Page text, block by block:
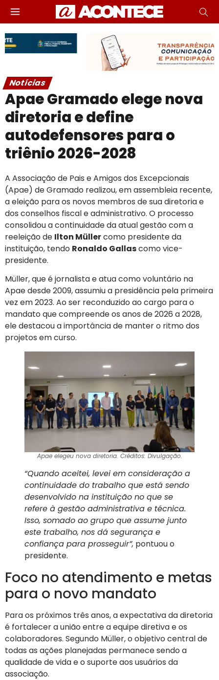
Notícias
Apae Gramado elege nova
diretoria e define
autodefensores para o
triênio 2026-2028
A Associação de Pais e Amigos dos Excepcionais
(Apae) de Gramado realizou, em assembleia recente,
a eleição para os novos membros de sua diretoria e
dos conselhos fiscal e administrativo. O processo
consolidou a continuidade da atual gestão com a
reeleição de Ilton Müllercomo presidente da
instituição, tendo Ronaldo Gallascomo vice-
presidente.
Müller, que é jornalista e atua como voluntário na
Apae desde 2009, assumiu a presidência pela primeira
vez em 2023. Ao ser reconduzido ao cargo para o
mandato que compreende os anos de 2026 a 2028,
ele destacou a importância de manter o ritmo dos
projetos em curso.
Apae elegeu nova diretoria. Créditos: Divulgação.
“Quando aceitei, levei em consideração a
continuidade do trabalho que está sendo
desenvolvido na instituição no que se
refere à gestão administrativa e técnica.
Isso, somado ao grupo que assume junto
este trabalho, nos dá segurança e
confiança para prosseguir”, pontuou o
presidente.
Foco no atendimento e metas
para o novo mandato
Para os próximos três anos, a expectativa da diretoria
é fortalecer a união entre a equipe diretiva e os
colaboradores. Segundo Müller, o objetivo central de
todas as ações planejadas permanece sendo a
qualidade de vida e o suporte aos usuários da
associação.